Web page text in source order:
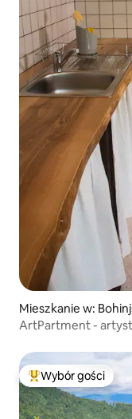
Mieszkanie w:
ArtPartment -
Najpopularniejsze z
Wybór gości